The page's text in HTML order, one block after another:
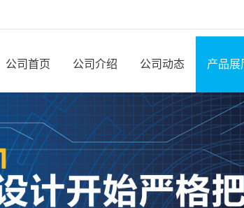
公司首页 公司介绍 公司动态 产品展